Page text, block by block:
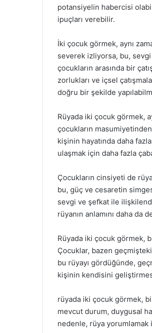
potansiyelin habercisi
ipuçları verebilir.
İki çocuk görmek, aynı
severek izliyorsa, bu,
çocukların arasında bir
zorlukları ve içsel
doğru bir şekilde
Rüyada iki çocuk görmek,
çocukların
kişinin hayatında daha
ulaşmak için daha fazla
Çocukların cinsiyeti de
bu, güç ve cesaretin
sevgi ve şefkat ile
rüyanın anlamını daha da
Rüyada iki çocuk görmek,
Çocuklar, bazen
bu rüyayı gördüğünde,
kişinin kendisini
rüyada iki çocuk görmek,
mevcut durum, duygusal
nedenle, rüya yorumlamak